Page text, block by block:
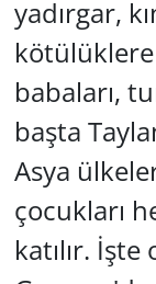
yadırgar,
kötülüklere
babaları,
başta
Asya
çocukları
katılır.